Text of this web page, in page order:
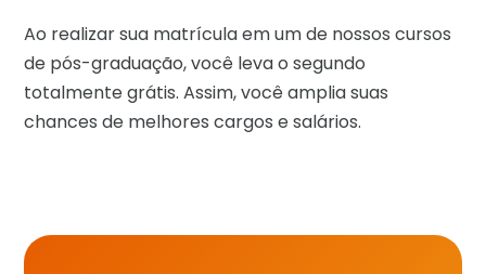
Ao realizar sua matrícula em um de nossos cursos
de pós-graduação, você leva o segundo
totalmente grátis. Assim, você amplia suas
chances de melhores cargos e salários.